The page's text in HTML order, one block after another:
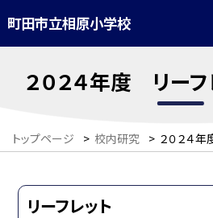
町田市立相原小学校
２０２４年度 リーフ
トップページ > 校内研究 > ２０２４
リーフレット